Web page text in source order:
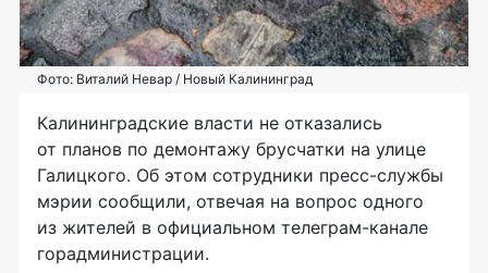
Фото: Виталий Невар / Новый Калининград
Калининградские власти не отказались
от планов по демонтажу брусчатки на улице
Галицкого. Об этом сотрудники пресс-службы
мэрии сообщили, отвечая на вопрос одного
из жителей в официальном телеграм-канале
горадминистрации.